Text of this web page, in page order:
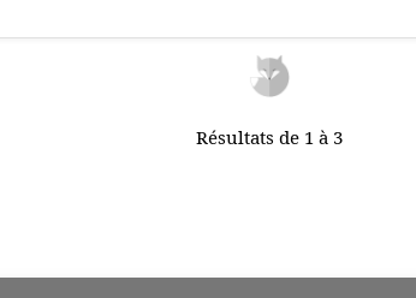
Résultats de 1 à 3